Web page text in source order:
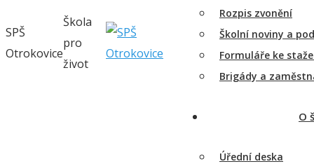
SPŠ
Otrokovice
Škola
pro
život
Rozpis zvonění
Školní noviny a
Formuláře ke
Brigády a
O
Úřední deska